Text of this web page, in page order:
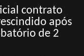
contrato
após
de 2